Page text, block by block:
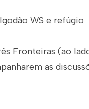
WS e refúgio
Fronteiras (ao
as